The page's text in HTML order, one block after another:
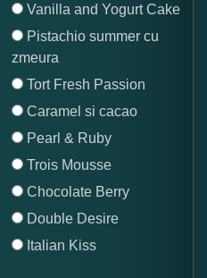
Vanilla and Yogurt Cake
Pistachio summer cu
zmeura
Tort Fresh Passion
Caramel si cacao
Pearl & Ruby
Trois Mousse
Chocolate Berry
Double Desire
Italian Kiss